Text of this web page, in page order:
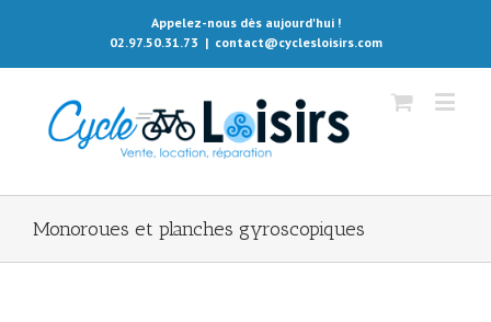
Appelez-nous dès aujourd'hui !
02.97.50.31.73 | contact@cyclesloisirs.com
Monoroues et planches gyroscopiques